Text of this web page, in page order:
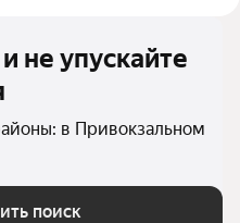
не упускайте
в Привокзальном
поиск